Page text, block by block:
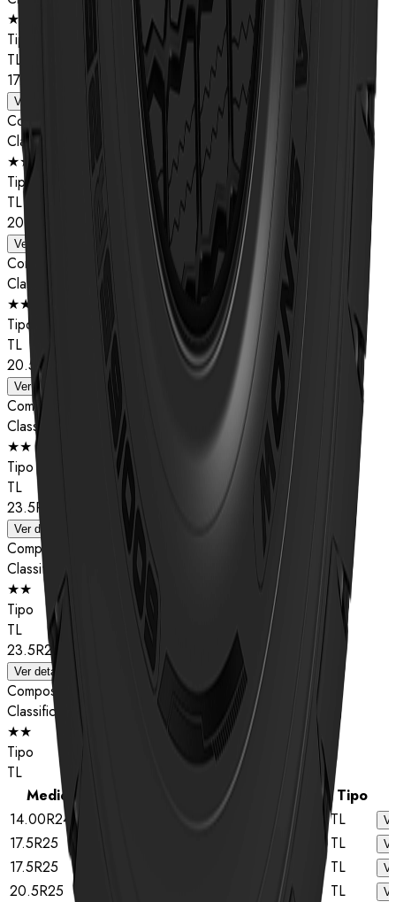
★★
Tipo
TL
17.5R25
Ver detalhes
Composto
Classificação de estrelas
★★
Tipo
TL
20.5R25
Ver detalhes
Composto
Classificação de estrelas
★★
Tipo
TL
20.5R25
Ver detalhes
Composto
Classificação de estrelas
★★
Tipo
TL
23.5R25
Ver detalhes
Composto
Classificação de estrelas
★★
Tipo
TL
23.5R25
Ver detalhes
Composto
Classificação de estrelas
★★
Tipo
TL
Medida
Classificação de estrelas
Tipo
14.00R24
TL
17.5R25 TL
17.5R25 TL
20.5R25 TL